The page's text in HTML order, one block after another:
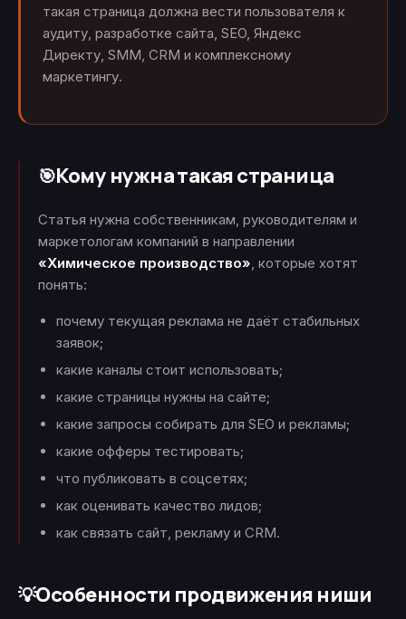
такая страница должна вести пользователя к
аудиту, разработке сайта, SEO, Яндекс
Директу, SMM, CRM и комплексному
маркетингу.
🎯Кому нужна такая страница
Статья нужна собственникам, руководителям и
маркетологам компаний в направлении
«Химическое производство», которые хотят
понять:
почему текущая реклама не даёт стабильных
заявок;
какие каналы стоит использовать;
какие страницы нужны на сайте;
какие запросы собирать для SEO и рекламы;
какие офферы тестировать;
что публиковать в соцсетях;
как оценивать качество лидов;
как связать сайт, рекламу и CRM.
💡Особенности продвижения ниши